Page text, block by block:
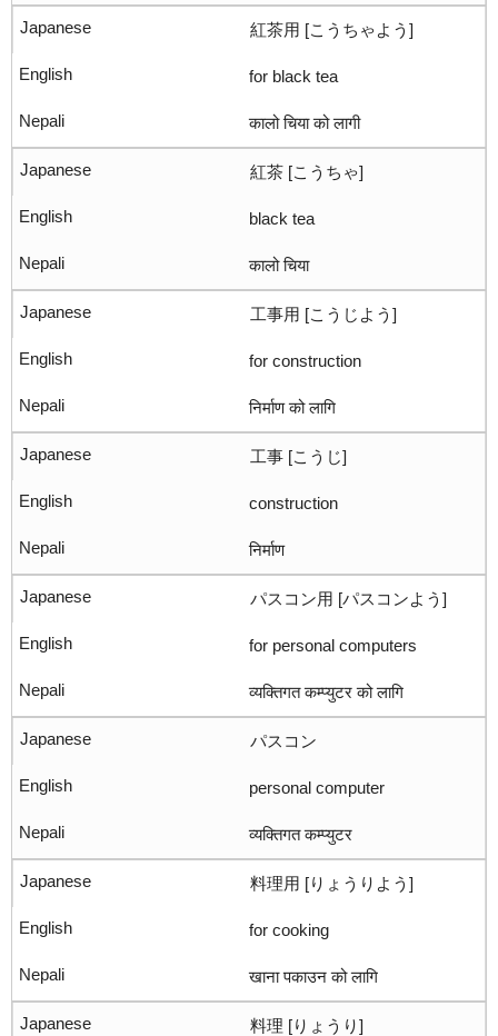
紅茶用 [こうちゃよう]
for black tea
कालो चिया को लागी
紅茶 [こうちゃ]
black tea
कालो चिया
工事用 [こうじよう]
for construction
निर्माण को लागि
工事 [こうじ]
construction
निर्माण
パスコン用 [パスコンよう]
for personal computers
व्यक्तिगत कम्प्युटर को लागि
パスコン
personal computer
व्यक्तिगत कम्प्युटर
料理用 [りょうりよう]
for cooking
खाना पकाउन को लागि
料理 [りょうり]